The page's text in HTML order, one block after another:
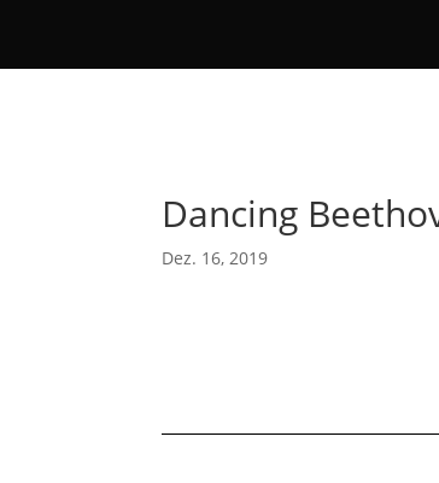
Dancing
Dez. 16, 2019